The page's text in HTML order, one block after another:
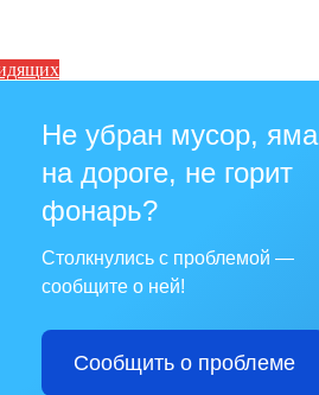
Не убран мусор, яма
на дороге, не горит
фонарь?
Столкнулись с проблемой —
сообщите о ней!
Сообщить о проблеме